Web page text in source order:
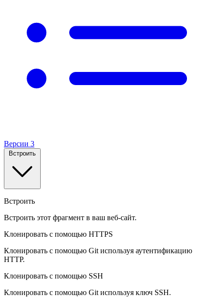
Версии 3
Встроить
Встроить
Встроить этот фрагмент в ваш веб-сайт.
Клонировать с помощью HTTPS
Клонировать с помощью Git используя аутентификацию
HTTP.
Клонировать c помощью SSH
Клонировать c помощью Git используя ключ SSH.